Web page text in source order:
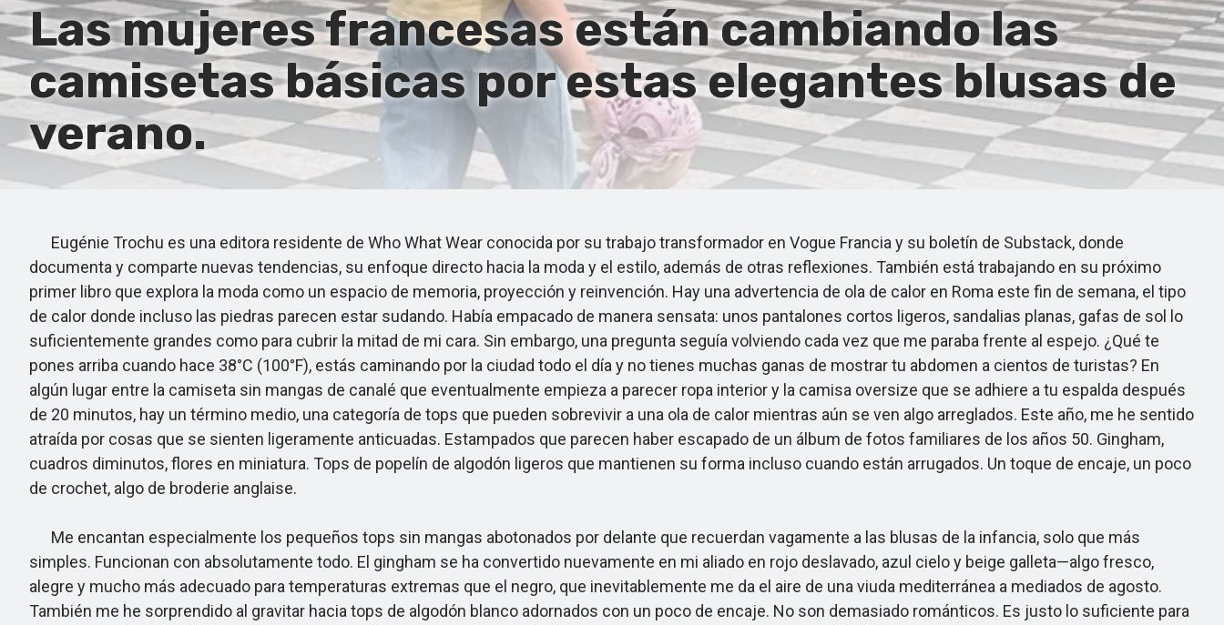
Las mujeres francesas están cambiando las
camisetas básicas por estas elegantes blusas de
verano.
Eugénie Trochu es una editora residente de Who What Wear conocida por su trabajo transformador en Vogue Francia y su boletín de Substack, donde
documenta y comparte nuevas tendencias, su enfoque directo hacia la moda y el estilo, además de otras reflexiones. También está trabajando en su próximo
primer libro que explora la moda como un espacio de memoria, proyección y reinvención. Hay una advertencia de ola de calor en Roma este fin de semana, el tipo
de calor donde incluso las piedras parecen estar sudando. Había empacado de manera sensata: unos pantalones cortos ligeros, sandalias planas, gafas de sol lo
suficientemente grandes como para cubrir la mitad de mi cara. Sin embargo, una pregunta seguía volviendo cada vez que me paraba frente al espejo. ¿Qué te
pones arriba cuando hace 38°C (100°F), estás caminando por la ciudad todo el día y no tienes muchas ganas de mostrar tu abdomen a cientos de turistas? En
algún lugar entre la camiseta sin mangas de canalé que eventualmente empieza a parecer ropa interior y la camisa oversize que se adhiere a tu espalda después
de 20 minutos, hay un término medio, una categoría de tops que pueden sobrevivir a una ola de calor mientras aún se ven algo arreglados. Este año, me he sentido
atraída por cosas que se sienten ligeramente anticuadas. Estampados que parecen haber escapado de un álbum de fotos familiares de los años 50. Gingham,
cuadros diminutos, flores en miniatura. Tops de popelín de algodón ligeros que mantienen su forma incluso cuando están arrugados. Un toque de encaje, un poco
de crochet, algo de broderie anglaise.
Me encantan especialmente los pequeños tops sin mangas abotonados por delante que recuerdan vagamente a las blusas de la infancia, solo que más
simples. Funcionan con absolutamente todo. El gingham se ha convertido nuevamente en mi aliado en rojo deslavado, azul cielo y beige galleta—algo fresco,
alegre y mucho más adecuado para temperaturas extremas que el negro, que inevitablemente me da el aire de una viuda mediterránea a mediados de agosto.
También me he sorprendido al gravitar hacia tops de algodón blanco adornados con un poco de encaje. No son demasiado románticos. Es justo lo suficiente para